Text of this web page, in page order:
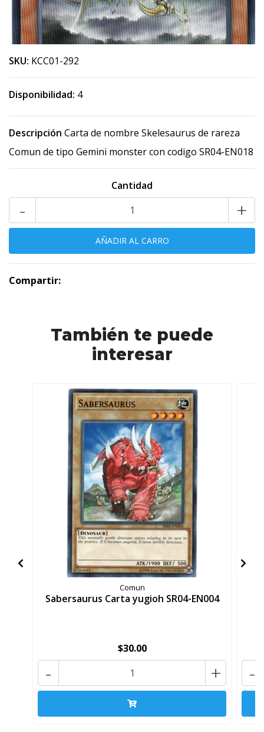
SKU: KCC01-292
Disponibilidad: 4
Descripción Carta de nombre Skelesaurus de rareza
Comun de tipo Gemini monster con codigo SR04-EN018
Cantidad
+
-
Compartir:
También te puede
interesar
Comun
Sabersaurus Carta yugioh SR04-EN004
$30.00
+
- -